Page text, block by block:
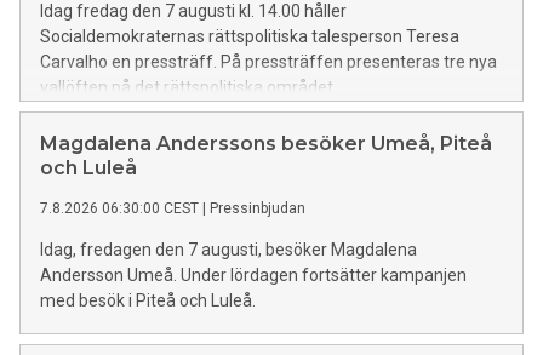
Idag fredag den 7 augusti kl. 14.00 håller
Socialdemokraternas rättspolitiska talesperson Teresa
Carvalho en pressträff. På pressträffen presenteras tre nya
vallöften på det rättspolitiska området.
Magdalena Anderssons besöker Umeå, Piteå
och Luleå
7.8.2026 06:30:00 CEST Pressinbjudan
Idag, fredagen den 7 augusti, besöker Magdalena
Andersson Umeå. Under lördagen fortsätter kampanjen
med besök i Piteå och Luleå.